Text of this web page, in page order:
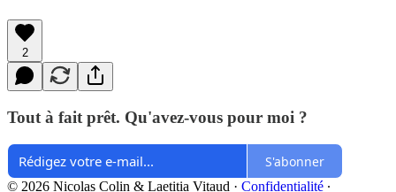
2
Tout à fait prêt. Qu'avez-vous pour moi ?
S'abonner
© 2026 Nicolas Colin & Laetitia Vitaud · Confidentialité ∙